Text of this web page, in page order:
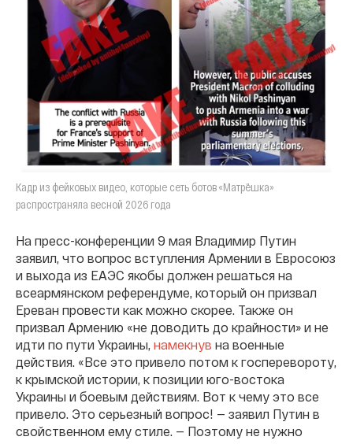
Кадр из фейковых видео, которые сеть ботов «Матрёшка»
распространяла весной 2026 года
На пресс-конференции 9 мая Владимир Путин
заявил, что вопрос вступления Армении в Евросоюз
и выхода из ЕАЭС якобы должен решаться на
всеармянском референдуме, который он призвал
Ереван провести как можно скорее. Также он
призвал Армению «не доводить до крайности» и не
идти по пути Украины, намекнув на военные
действия. «Все это привело потом к госперевороту,
к крымской истории, к позиции юго-востока
Украины и боевым действиям. Вот к чему это все
привело. Это серьезный вопрос! — заявил Путин в
свойственном ему стиле. — Поэтому не нужно